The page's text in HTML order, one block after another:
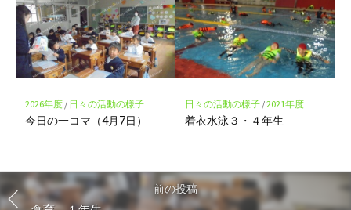
2026年度/ 日々の活動の様子
今日の一コマ（4月7日）
日々の活動の様子/2021年度
着衣水泳３・４年生
前の投稿